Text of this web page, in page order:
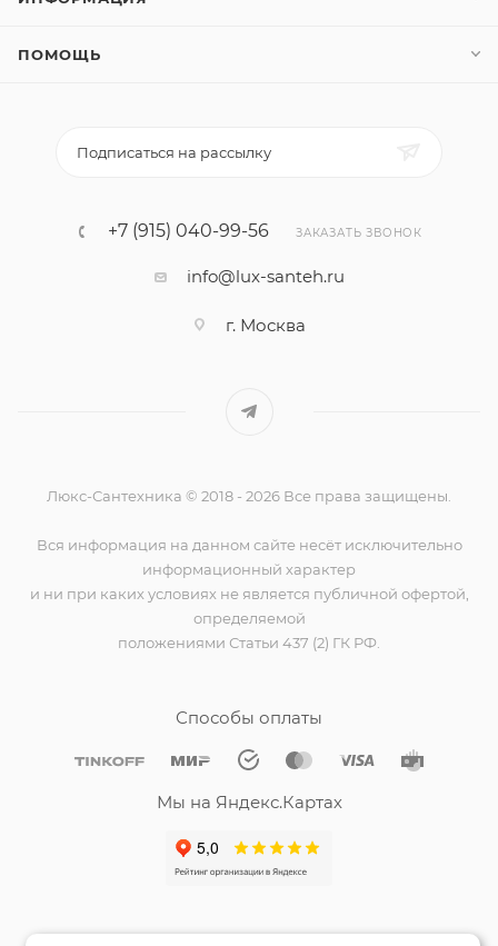
ПОМОЩЬ
Подписаться на рассылку
+7 (915) 040-99-56 ЗАКАЗАТЬ ЗВОНОК
info@lux-santeh.ru
г. Москва
Люкс-Сантехника © 2018 - 2026 Все права защищены.
Вся информация на данном сайте несёт исключительно
информационный характер
и ни при каких условиях не является публичной офертой,
определяемой
положениями Статьи 437 (2) ГК РФ.
Способы оплаты
Мы на Яндекс.Картах